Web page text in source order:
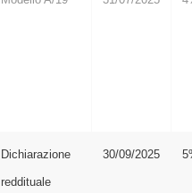
Dichiarazione
reddituale
30/09/2025